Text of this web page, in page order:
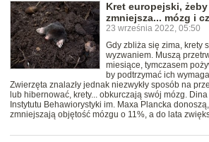
Kret europejski,
zmniejsza... mózg i
23 września 2022, 05:50
Gdy zbliża się zima, krety
wyzwaniem. Muszą
miesiące, tymczasem
by podtrzymać ich
Zwierzęta znalazły jednak niezwykły sposób na
lub hibernować, krety... obkurczają swój mózg.
Instytutu Behawiorystyki im. Maxa Plancka
zmniejszają objętość mózgu o 11%, a do lata